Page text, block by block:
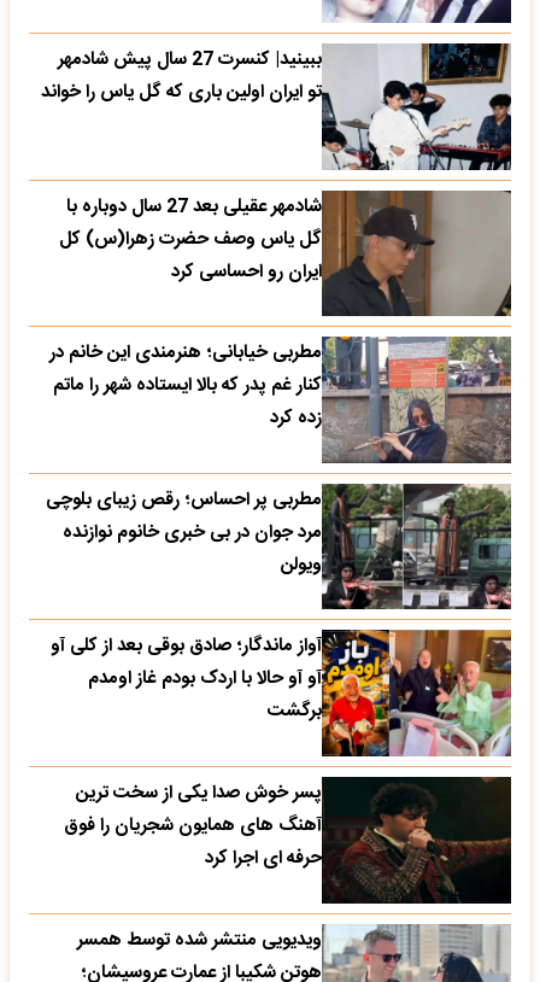
ببینید| کنسرت 27 سال پیش شادمهر
تو ایران اولین باری که گل یاس را خواند
شادمهر عقیلی بعد 27 سال دوباره با
گل یاس وصف حضرت زهرا(س) کل
ایران رو احساسی کرد
مطربی خیابانی؛ هنرمندی این خانم در
کنار غم پدر که بالا ایستاده شهر را ماتم
زده کرد
مطربی پر احساس؛ رقص زیبای بلوچی
مرد جوان در بی خبری خانوم نوازنده
ویولن
آواز ماندگار؛ صادق بوقی بعد از کلی آو
آو آو حالا با اردک بودم غاز اومدم
برگشت
پسر خوش صدا یکی از سخت ترین
آهنگ های همایون شجریان را فوق
حرفه ای اجرا کرد
ویدیویی منتشر شده توسط همسر
هوتن شکیبا از عمارت عروسیشان؛